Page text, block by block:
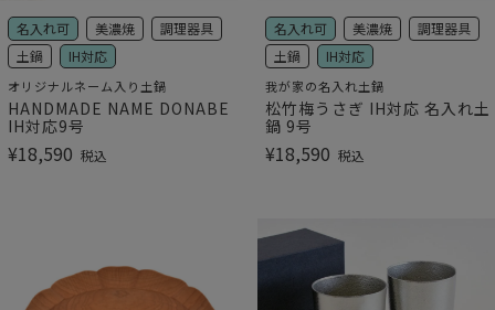
名入れ可 美濃焼
調理器具
土鍋
IH対応
オリジナルネーム入り土鍋
HANDMADE NAME DONABE
IH対応9号
¥18,590 税込
名入れ可 美濃焼
調理器具
土鍋
IH対応
我が家の名入れ土鍋
松竹梅うさぎ IH対応 名入れ土
鍋 9号
¥18,590 税込